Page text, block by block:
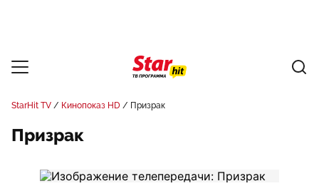
StarHit TV Кинопоказ HD Призрак
Призрак